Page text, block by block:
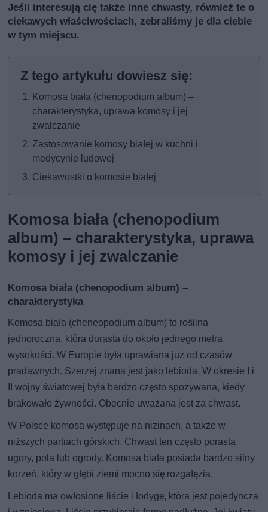
Jeśli interesują cię także inne chwasty, również te o
ciekawych właściwościach, zebraliśmy je dla ciebie
w tym miejscu.
Komosa biała (chenopodium album) –
charakterystyka, uprawa komosy i jej
zwalczanie
Zastosowanie komosy białej w kuchni i
medycynie ludowej
Ciekawostki o komosie białej
Komosa biała (chenopodium
album) – charakterystyka, uprawa
komosy i jej zwalczanie
Komosa biała (chenopodium album) –
charakterystyka
Komosa biała (cheneopodium album) to roślina
jednoroczna, która dorasta do około jednego metra
wysokości. W Europie była uprawiana już od czasów
pradawnych. Szerzej znana jest jako lebioda. W okresie I i
II wojny światowej była bardzo często spożywana, kiedy
brakowało żywności. Obecnie uważana jest za chwast.
W Polsce komosa występuje na nizinach, a także w
niższych partiach górskich. Chwast ten często porasta
ugory, pola lub ogrody. Komosa biała posiada bardzo silny
korzeń, który w głębi ziemi mocno się rozgałęzia.
Lebioda ma owłosione liście i łodygę, która jest pojedyncza